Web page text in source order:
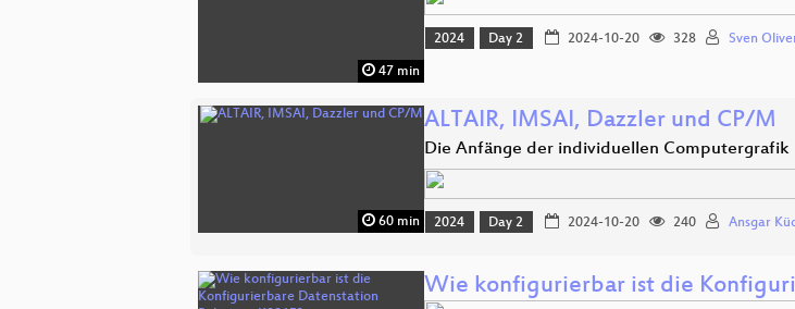
47 min
2024 Day 2 2024-10-20 328 Sven
60 min
ALTAIR, IMSAI, Dazzler und CP/M
Die Anfänge der individuellen Computergrafik
2024 Day 2 2024-10-20 240 Ansgar
Wie konfigurierbar ist die